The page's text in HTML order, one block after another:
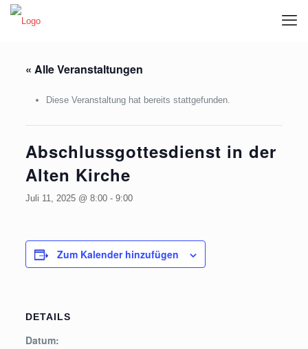
« Alle Veranstaltungen
Diese Veranstaltung hat bereits stattgefunden.
Abschlussgottesdienst in der
Alten Kirche
Juli 11, 2025 @ 8:00- 9:00
Zum Kalender hinzufügen
DETAILS
Datum: